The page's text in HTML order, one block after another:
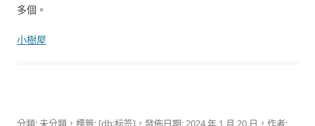
多個。
小樹屋
分類: 未分類，標籤: [db:标签] ，發佈日期:2024 年 1 月 20 日 ，作者: